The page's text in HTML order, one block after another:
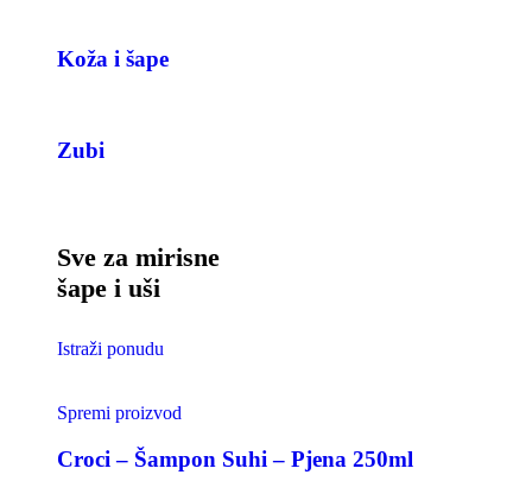
Koža i šape
Zubi
Sve za mirisne
šape i uši
Istraži ponudu
Spremi proizvod
Croci – Šampon Suhi – Pjena 250ml